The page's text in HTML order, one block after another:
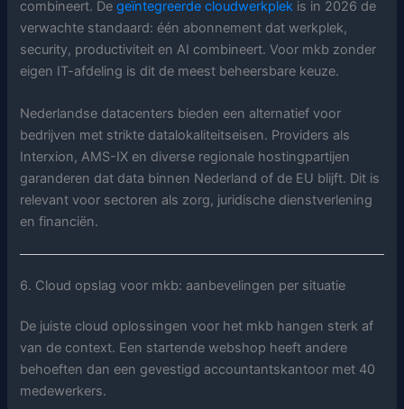
combineert. Degeïntegreerde cloudwerkplek is in 2026 de
verwachte standaard: één abonnement dat werkplek,
security, productiviteit en AI combineert. Voor mkb zonder
eigen IT-afdeling is dit de meest beheersbare keuze.
Nederlandse datacenters bieden een alternatief voor
bedrijven met strikte datalokaliteitseisen. Providers als
Interxion, AMS-IX en diverse regionale hostingpartijen
garanderen dat data binnen Nederland of de EU blijft. Dit is
relevant voor sectoren als zorg, juridische dienstverlening
en financiën.
6. Cloud opslag voor mkb: aanbevelingen per situatie
De juiste cloud oplossingen voor het mkb hangen sterk af
van de context. Een startende webshop heeft andere
behoeften dan een gevestigd accountantskantoor met 40
medewerkers.